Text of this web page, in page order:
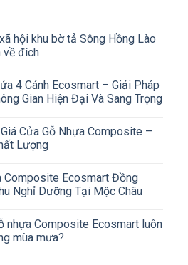
hội khu bờ tả Sông Hồng Lào
về đích
4 Cánh Ecosmart – Giải Pháp
Gian Hiện Đại Và Sang Trọng
Cửa Gỗ Nhựa Composite –
Lượng
Composite Ecosmart Đồng
Nghỉ Dưỡng Tại Mộc Châu
nhựa Composite Ecosmart luôn
mùa mưa?